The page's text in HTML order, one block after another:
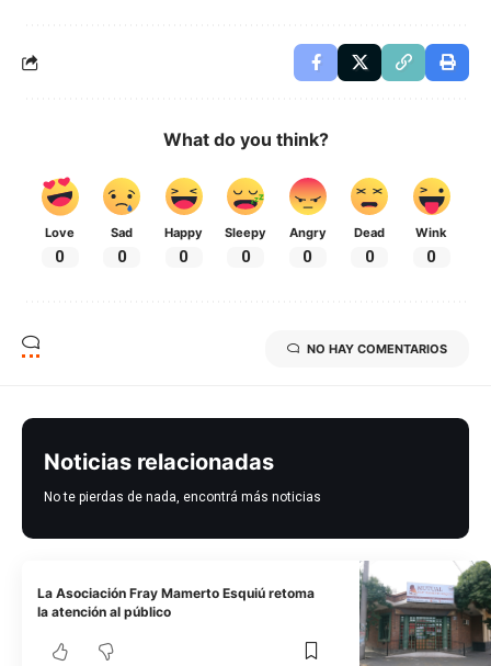
What do you think?
Love
0
Sad
0
Happy
0
Sleepy
0
Angry
0
Dead
0
Wink
0
NO HAY COMENTARIOS
Noticias relacionadas
No te pierdas de nada, encontrá más noticias
La Asociación Fray Mamerto Esquiú retoma
la atención al público